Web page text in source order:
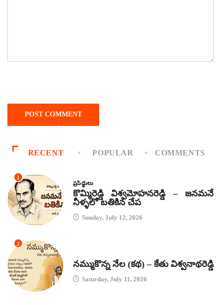
RECENT POPULAR COMMENTS
1
ప్రసిద్ధులు
కొమ్మిరెడ్డి విశ్వమోహనరెడ్డి – జనమనే
నీళ్ళలో బతికిన చేప
Sunday, July 12, 2026
2
నమ్ముకొన్న నేల (కథ) – కేతు విశ్వనాథరెడ్డి
Saturday, July 11, 2026